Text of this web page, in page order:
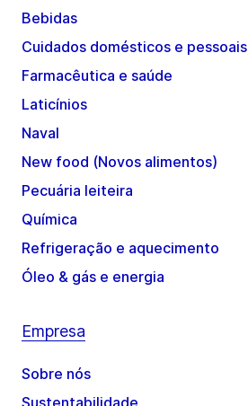
Bebidas
Cuidados domésticos e pessoais
Farmacêutica e saúde
Laticínios
Naval
New food (Novos alimentos)
Pecuária leiteira
Química
Refrigeração e aquecimento
Óleo & gás e energia
Empresa
Sobre nós